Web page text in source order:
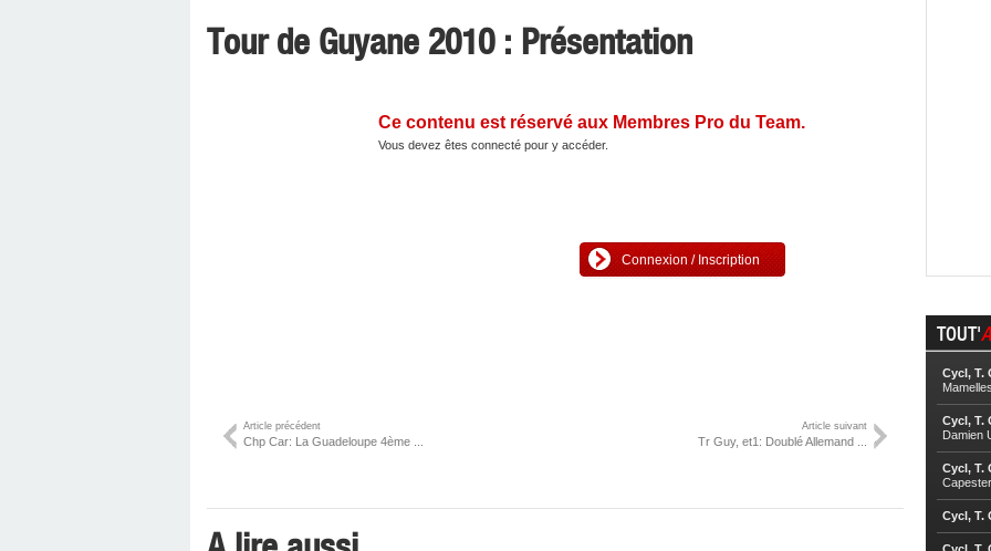
Tour de Guyane 2010 : Présentation
Ce contenu est réservé aux Membres Pro du Team.
Vous devez êtes connecté pour y accéder.
Connexion / Inscription
Article précédent
Chp Car: La Guadeloupe 4ème ...
Article suivant
Tr Guy, et1: Doublé Allemand ...
TOUT'
Cycl, T.
Mamelles
Cycl, T.
Damien
Cycl, T.
Cycl, T.